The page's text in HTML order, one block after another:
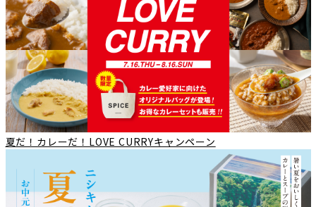
夏だ！カレーだ！LOVE CURRYキャンペーン